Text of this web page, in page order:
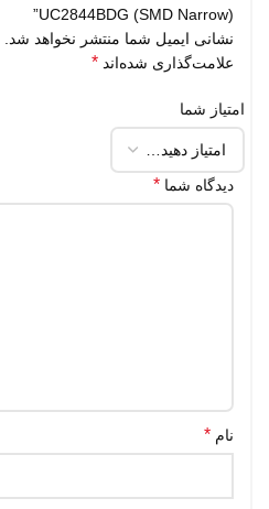
UC2844BDG (SMD Narrow)”
نشانی ایمیل شما منتشر نخواهد شد.
علامت‌گذاری شده‌اند *
امتیاز شما
دیدگاه شما *
نام *